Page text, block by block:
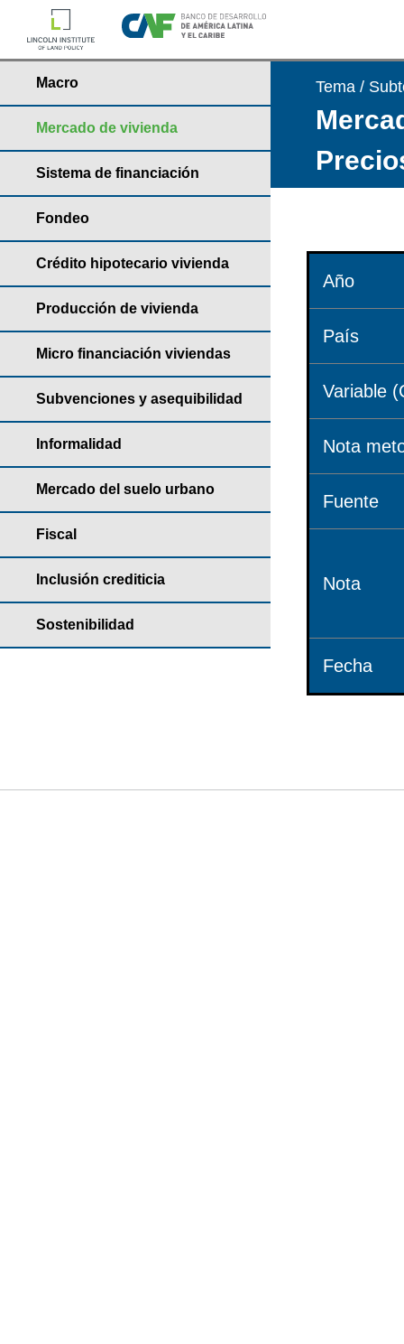
Macro
Mercado de vivienda
Sistema de financiación
Fondeo
Crédito hipotecario vivienda
Producción de vivienda
Micro financiación viviendas
Subvenciones y asequibilidad
Informalidad
Mercado del suelo urbano
Fiscal
Inclusión crediticia
Sostenibilidad
Tema /
Año
País
Variable
Nota
Fuente
Nota
Fecha